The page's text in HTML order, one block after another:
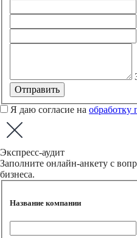
Отправить
Я даю согласие на обработку
Экспресс-аудит
Заполните онлайн-анкету с
бизнеса.
Название компании